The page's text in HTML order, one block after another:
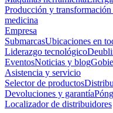
Producción y transformación
medicina
Empresa
SubmarcasUbicaciones en
Liderazgo tecnológico
EventosNoticias y blog
Asistencia y servicio
Selector de productos
Devoluciones y garantía
Localizador de distribuidores